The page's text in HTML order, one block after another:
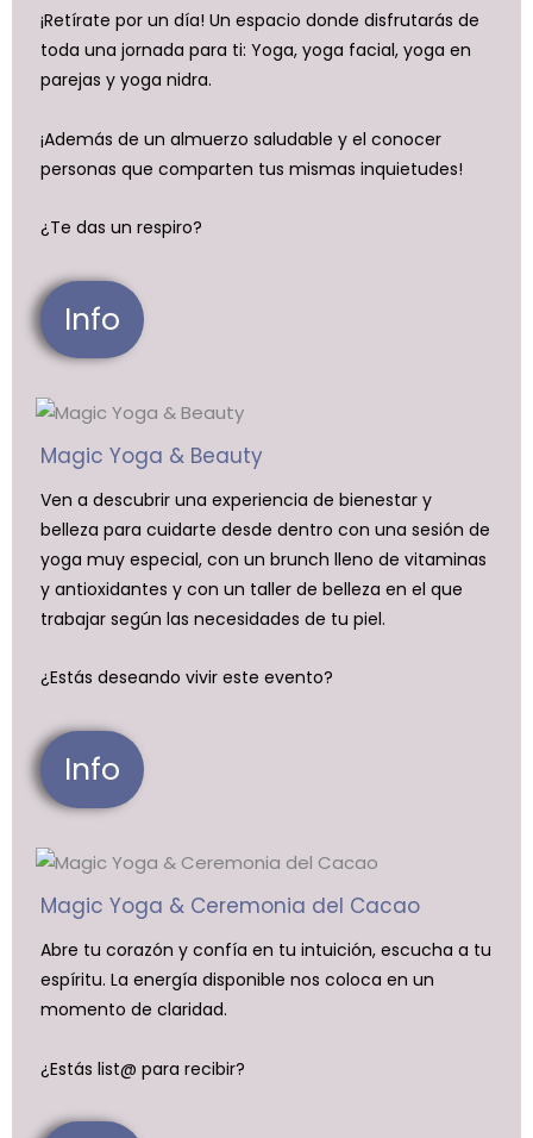
¡Retírate por un día! Un espacio donde disfrutarás de
toda una jornada para ti: Yoga, yoga facial, yoga en
parejas y yoga nidra.
¡Además de un almuerzo saludable y el conocer
personas que comparten tus mismas inquietudes!
¿Te das un respiro?
Info
Magic Yoga & Beauty
Ven a descubrir una experiencia de bienestar y
belleza para cuidarte desde dentro con una sesión de
yoga muy especial, con un brunch lleno de vitaminas
y antioxidantes y con un taller de belleza en el que
trabajar según las necesidades de tu piel.
¿Estás deseando vivir este evento?
Info
Magic Yoga & Ceremonia del Cacao
Abre tu corazón y confía en tu intuición, escucha a tu
espíritu. La energía disponible nos coloca en un
momento de claridad.
¿Estás list@ para recibir?